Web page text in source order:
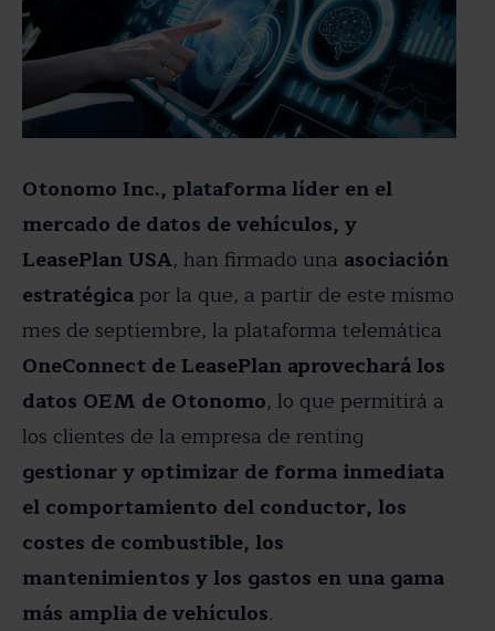
Otonomo Inc., plataforma líder en el
mercado de datos de vehículos, y
LeasePlan USA, han firmado una asociación
estratégica por la que, a partir de este mismo
mes de septiembre, la plataforma telemática
OneConnect de LeasePlan aprovechará los
datos OEM de Otonomo, lo que permitirá a
los clientes de la empresa de renting
gestionar y optimizar de forma inmediata
el comportamiento del conductor, los
costes de combustible, los
mantenimientos y los gastos en una gama
más amplia de vehículos.